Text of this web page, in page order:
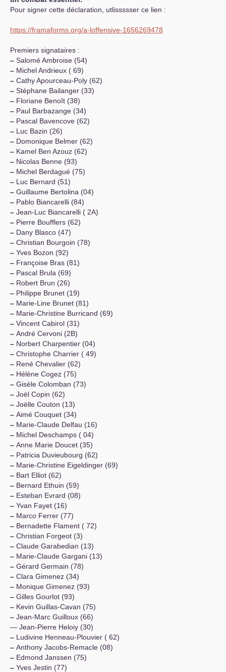
Pour signer cette déclaration, utlissssser ce lien :
https://framaforms.org/a-loffensive-1656269478
Premiers signataires :
– Salomé Ambroise (54)
– Michel Andrieux ( 69)
– Cathy Apourceau-Poly (62)
– Stéphane Bailanger (33)
– Floriane Benoît (38)
– Paul Barbazange (34)
– Pascal Bavencove (62)
– Luc Bazin (26)
– Domonique Belmer (62)
– Kamel Ben Azouz (62)
– Nicolas Benne (93)
– Michel Berdagué (75)
– Luc Bernard (51)
– Guillaume Bertolina (04)
– Pablo Biancarelli (84)
– Jean-Luc Biancarelli ( 2A)
– Pierre Boufflers (62)
– Dany Blasco (47)
– Christian Bourgoin (78)
– Yves Bozon (92)
– Françoise Bras (81)
– Pascal Brula (69)
– Robert Brun (26)
– Philippe Brunet (19)
– Marie-Line Brunet (81)
– Marie-Christine Burricand (69)
– Vincent Cabirol (31)
– André Cervoni (2B)
– Norbert Charpentier (04)
– Christophe Charrier ( 49)
– René Chevalier (62)
– Hélène Cogez (75)
– Gisèle Colomban (73)
– Joël Copin (62)
– Joëlle Couton (13)
– Aimé Couquet (34)
– Marie-Claude Delfau (16)
– Michel Deschamps ( 04)
– Anne Marie Doucet (35)
– Patricia Duvieubourg (62)
– Marie-Christine Eigeldinger (69)
– Bart Elliot (62)
– Bernard Ethuin (59)
– Esteban Evrard (08)
– Yvan Fayet (16)
– Marco Ferrer (77)
– Bernadette Flament ( 72)
– Christian Forgeot (3)
– Claude Garabedian (13)
– Marie-Claude Gargani (13)
– Gérard Germain (78)
– Clara Gimenez (34)
– Monique Gimenez (93)
– Gilles Gourlot (93)
– Kevin Guillas-Cavan (75)
– Jean-Marc Guilloux (66)
— Jean-Pierre Heloiy (30)
– Ludivine Henneau-Plouvier ( 62)
– Anthony Jacobs-Remacle (08)
– Edmond Janssen (75)
– Yves Jestin (77)